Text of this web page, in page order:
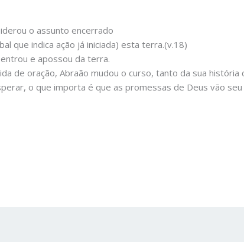
o assunto encerrado
que indica ação já iniciada) esta terra.(v.18)
e apossou da terra.
de oração, Abraão mudou o curso, tanto da sua
o que importa é que as promessas de Deus vão